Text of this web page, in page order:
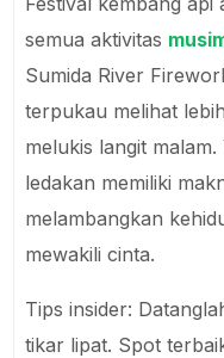
semua aktivitas
Sumida River
terpukau melihat
melukis langit
ledakan memiliki
melambangkan
mewakili cinta.
Tips insider:
tikar lipat. Spot